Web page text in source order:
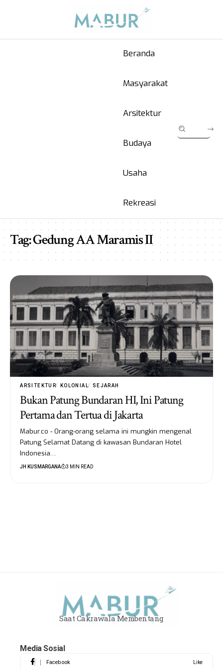
Beranda
Masyarakat
Arsitektur
Budaya
Usaha
Rekreasi
Tag:Gedung AA Maramis II
ARSITEKTUR KOLONIAL SEJARAH
Bukan Patung Bundaran HI, Ini Patung
Pertama dan Tertua di Jakarta
Mabur.co - Orang-orang selama ini mungkin mengenal
Patung Selamat Datang di kawasan Bundaran Hotel
Indonesia…
JH KUSMARGANA 3 MIN READ
Saat Cakrawala Membentang
Media Sosial
Facebook Like